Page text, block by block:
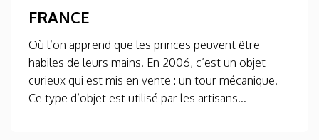
FRANCE
Où l’on apprend que les princes peuvent être
habiles de leurs mains. En 2006, c’est un objet
curieux qui est mis en vente : un tour mécanique.
Ce type d’objet est utilisé par les artisans...